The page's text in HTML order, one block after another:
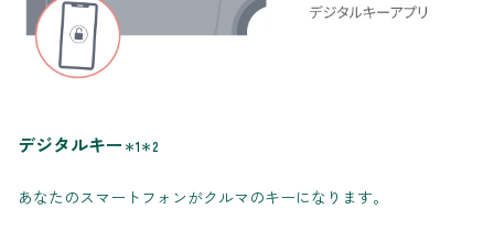
デジタルキー ＊1＊2
あなたのスマートフォンがクルマのキーになります。